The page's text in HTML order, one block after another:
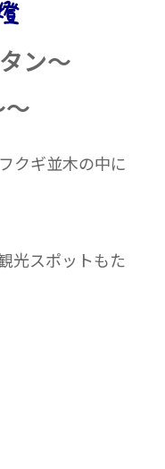
ン～
クギ並木の中に
光スポットもた